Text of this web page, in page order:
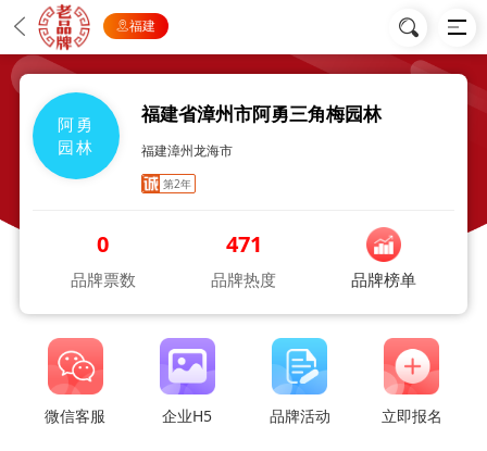
福建
阿勇
园林
福建省漳州市阿勇三角梅园林
福建漳州龙海市
第2年
0
品牌票数
471
品牌热度 品牌榜单
微信客服 企业H5 品牌活动 立即报名